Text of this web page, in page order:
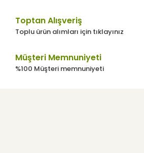
Gönder
Toptan Alışveriş
Toplu ürün alımları için tıklayınız
Müşteri Memnuniyeti
%100 Müşteri memnuniyeti